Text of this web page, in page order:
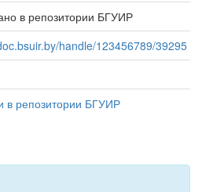
в репозитории БГУИР
handle/123456789/39295
в репозитории БГУИР